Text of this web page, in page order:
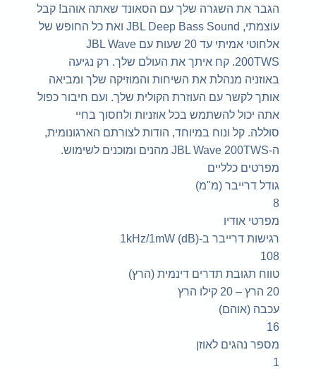
הגבר את השגרה שלך עם הסאונד שאתה אוהב! קבל
עוצמתי, JBL Deep Bass Sound ואת כל החופש של
אלחוטי אמיתי עד 20 שעות עם JBL Wave
200TWS. קח איתך את העולם שלך. רק נגיעה
באוזניה מנהלת את השיחות והמוזיקה שלך ומביאה
אותך לקשר עם העוזרת הקולית שלך. ועם חיבור כפול
אתה יכול להשתמש בכל אוזניות ולחסוך בחיי
סוללה. קל ונוח במיוחד, הודות לצורתם הארגונומית,
ה-JBL Wave 200TWS מהנים ומוכנים לשימוש.
מפרטים כלליים
גודל דרייבר (מ"מ)
8
מפרטי אודיו
רגישות דרייבר ב-1kHz/1mW (dB)
108
טווח תגובת תדרים דינמית (הרץ)
20 הרץ – 20 קילו הרץ
עכבה (אוהם)
16
מספר נהגים לאוזן
1